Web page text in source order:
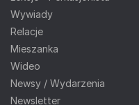
Wywiady
Relacje
Mieszanka
Wideo
Newsy / Wydarzenia
Newsletter